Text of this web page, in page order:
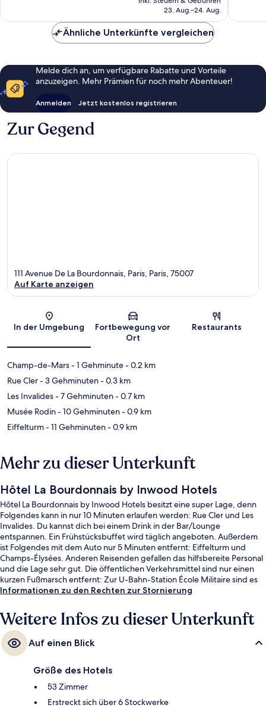
beträgt
23. Aug.–24. Aug.
Ähnliche Unterkünfte vergleichen
Melde dich an, um verfügbare Rabatte und Vorteile
anzuzeigen. Mehr Prämien für noch mehr Abenteuer!
Anmelden Jetzt kostenlos registrieren
Zur Gegend
Karte
111 Avenue De La Bourdonnais, Paris, Paris, 75007
Auf Karte anzeigen
In der Umgebung
Fortbewegung vor
Ort
Restaurants
Champ-de-Mars- 1 Gehminute- 0.2 km
Rue Cler- 3 Gehminuten- 0.3 km
Les Invalides- 7 Gehminuten- 0.7 km
Musée Rodin- 10 Gehminuten- 0.9 km
Eiffelturm- 11 Gehminuten- 0.9 km
Mehr zu dieser Unterkunft
Hôtel La Bourdonnais by Inwood Hotels
Hôtel La Bourdonnais by Inwood Hotels besitzt eine super Lage, denn
Folgendes kann in nur 10 Minuten erlaufen werden: Rue Cler und Les
Invalides. Du kannst dich bei einem Drink in der Bar/Lounge
entspannen. Ein Frühstücksbuffet wird täglich angeboten. Außerdem
ist Folgendes mit dem Auto nur 5 Minuten entfernt: Eiffelturm und
Champs-Élysées. Anderen Reisenden gefallen das hilfsbereite Personal
und die Lage sehr gut. Die öffentlichen Verkehrsmittel sind nur einen
kurzen Fußmarsch entfernt: Zur U-Bahn-Station École Militaire sind es
nur wenige Schritte und zur U-Bahn-Station La Tour-Maubourg 8
Informationen zu den Rechten zur Stornierung
Weitere Infos zu dieser Unterkunft
Auf einen Blick
Größe des Hotels
53 Zimmer
Erstreckt sich über 6 Stockwerke